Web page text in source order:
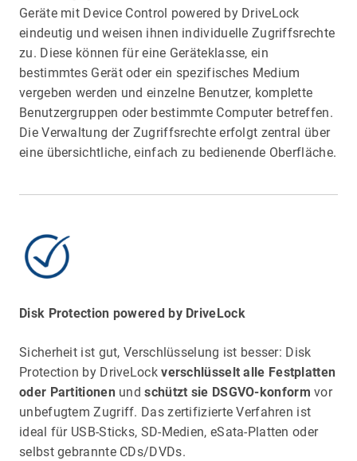
Geräte mit Device Control powered by DriveLock
eindeutig und weisen ihnen individuelle Zugriffsrechte
zu. Diese können für eine Geräteklasse, ein
bestimmtes Gerät oder ein spezifisches Medium
vergeben werden und einzelne Benutzer, komplette
Benutzergruppen oder bestimmte Computer betreffen.
Die Verwaltung der Zugriffsrechte erfolgt zentral über
eine übersichtliche, einfach zu bedienende Oberfläche.
Disk Protection powered by DriveLock
Sicherheit ist gut, Verschlüsselung ist besser: Disk
Protection by DriveLockverschlüsselt alle Festplatten
oder Partitionen undschützt sie DSGVO-konform vor
unbefugtem Zugriff. Das zertifizierte Verfahren ist
ideal für USB-Sticks, SD-Medien, eSata-Platten oder
selbst gebrannte CDs/DVDs.